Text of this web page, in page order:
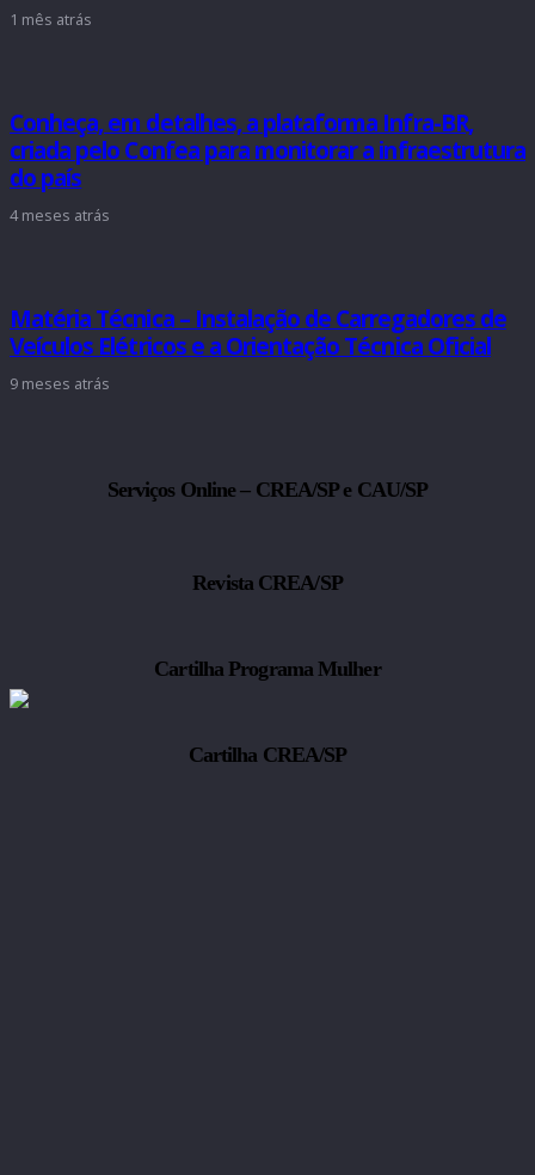
1 mês atrás
Conheça, em detalhes, a plataforma Infra-BR,
criada pelo Confea para monitorar a infraestrutura
do país
4 meses atrás
Matéria Técnica – Instalação de Carregadores de
Veículos Elétricos e a Orientação Técnica Oficial
9 meses atrás
Serviços Online – CREA/SP e CAU/SP
Revista CREA/SP
Cartilha Programa Mulher
Cartilha CREA/SP